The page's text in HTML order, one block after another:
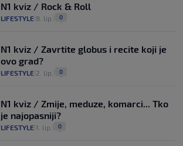
N1 kviz / Rock & Roll
LIFESTYLE 8. lip. 0
N1 kviz / Zavrtite globus i recite koji je
ovo grad?
LIFESTYLE 2. lip. 0
N1 kviz / Zmije, meduze, komarci... Tko
je najopasniji?
LIFESTYLE 1. lip. 0